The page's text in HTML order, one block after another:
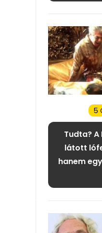
5
Tudta?
látott
hanem